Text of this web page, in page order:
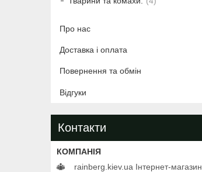
Про нас
Доставка і оплата
Повернення та обмін
Відгуки
Контакти
rainberg.kiev.ua Інтернет-магазин